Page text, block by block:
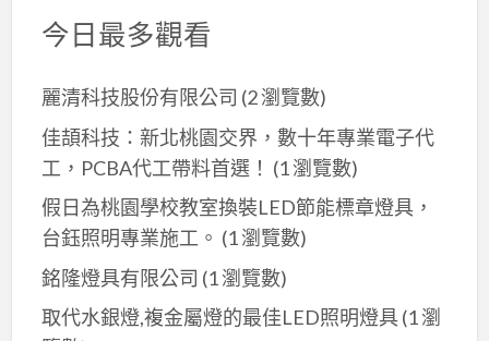
今日最多觀看
麗清科技股份有限公司 (2 瀏覽數)
佳頡科技：新北桃園交界，數十年專業電子代
工，PCBA代工帶料首選！ (1 瀏覽數)
假日為桃園學校教室換裝LED節能標章燈具，
台鈺照明專業施工。 (1 瀏覽數)
銘隆燈具有限公司 (1 瀏覽數)
取代水銀燈,複金屬燈的最佳LED照明燈具(1 瀏